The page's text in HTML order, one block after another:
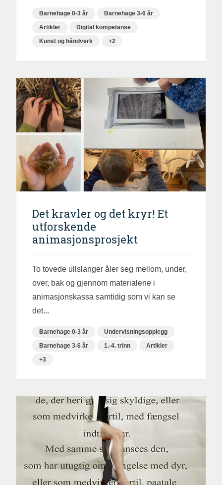
Barnehage 0-3 år
Barnehage 3-6 år
Artikler
Digital kompetanse
Kunst og håndverk
+2
Det kravler og det kryr! Et
utforskende
animasjonsprosjekt
To tovede ullslanger åler seg mellom, under,
over, bak og gjennom materialene i
animasjonskassa samtidig som vi kan se
det...
Barnehage 0-3 år
Undervisningsopplegg
Barnehage 3-6 år
1.-4. trinn
Artikler
+3